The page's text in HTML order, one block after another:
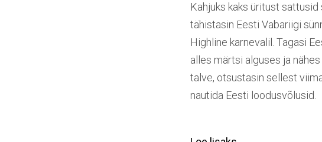
Kahjuks kaks üritust sattusid
tähistasin Eesti Vabariigi
Highline karnevalil. Tagasi
alles märtsi alguses ja
talve, otsustasin sellest
nautida Eesti loodusvõlusid.